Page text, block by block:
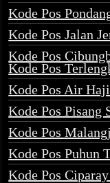
Kode Pos
Kode Pos Jalan
Kode Pos
Kode Pos
Kode Pos Air Haji
Kode Pos Pisang
Kode Pos
Kode Pos Puhun
Kode Pos